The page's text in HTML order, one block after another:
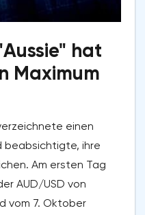
hat
Maximum
einen
beabsichtigte, ihre
Am ersten Tag
AUD/USD von
vom 7. Oktober